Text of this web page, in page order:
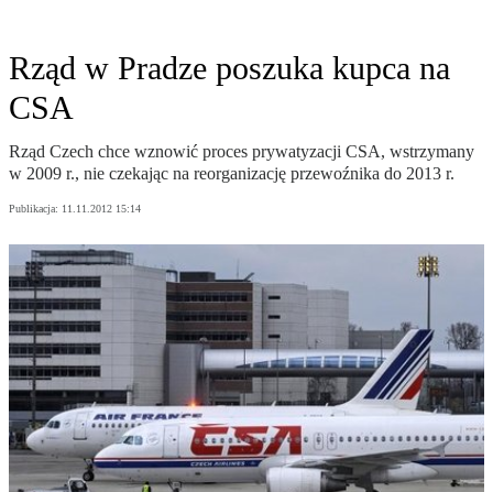
Rząd w Pradze poszuka kupca na
CSA
Rząd Czech chce wznowić proces prywatyzacji CSA, wstrzymany
w 2009 r., nie czekając na reorganizację przewoźnika do 2013 r.
Publikacja: 11.11.2012 15:14